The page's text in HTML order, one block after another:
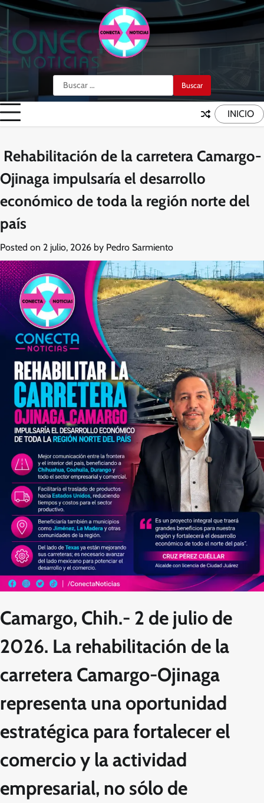
Skip
content
Buscar:
INICIO
Rehabilitación de la carretera Camargo-
Ojinaga impulsaría el desarrollo
económico de toda la región norte del
país
Posted on 2 julio, 2026 by Pedro Sarmiento
Camargo, Chih.- 2 de julio de
2026. La rehabilitación de la
carretera Camargo-Ojinaga
representa una oportunidad
estratégica para fortalecer el
comercio y la actividad
empresarial, no sólo de